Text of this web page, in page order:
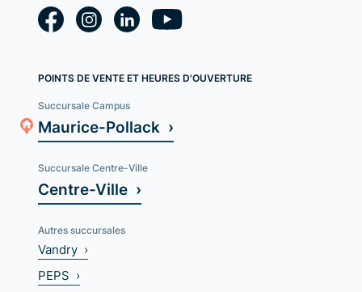
POINTS DE VENTE ET HEURES D'OUVERTURE
Succursale Campus
Maurice-Pollack ›
Succursale Centre-Ville
Centre-Ville ›
Autres succursales
Vandry ›
PEPS ›